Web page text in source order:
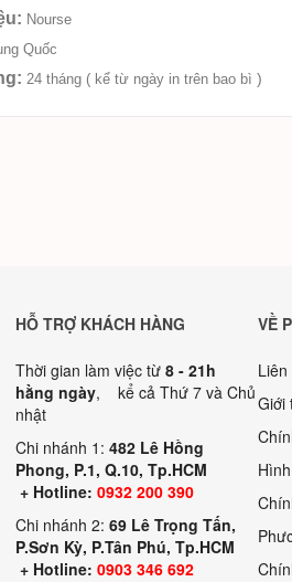
Nourse
Quốc
24 tháng ( kể từ ngày in trên bao bì )
HỖ TRỢ KHÁCH HÀNG
Thời gian làm việc từ 8 - 21h
hằng ngày, kể cả Thứ 7 và Chủ
nhật
Chi nhánh 1: 482 Lê Hồng
Phong, P.1, Q.10, Tp.HCM
+ Hotline: 0932 200 390
Chi nhánh 2: 69 Lê Trọng Tấn,
P.Sơn Kỳ, P.Tân Phú, Tp.HCM
+ Hotline: 0903 346 692
VỀ
Giới